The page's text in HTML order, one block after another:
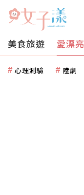
美食旅遊 愛漂亮
心理測驗 陸劇